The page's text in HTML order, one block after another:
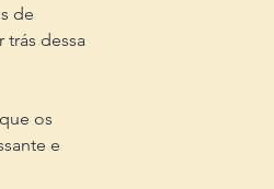
de
dessa
os
e